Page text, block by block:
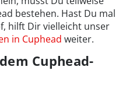
bestehen. Hast Du mal
hilft Dir vielleicht unser
in Cuphead weiter.
Cuphead-